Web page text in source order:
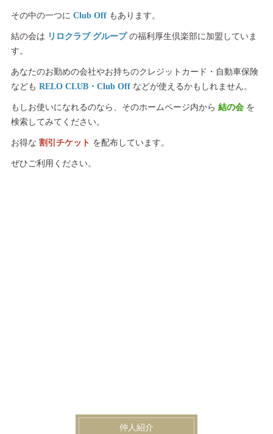
その中の一つに Club Offもあります。
結の会は リロクラブ グループ の福利厚生倶楽部に加盟していま
す。
あなたのお勤めの会社やお持ちのクレジットカード・自動車保険
なども RELO CLUB・Club Offなどが使えるかもしれません。
もしお使いになれるのなら、そのホームページ内から 結の会を
検索してみてください。
お得な 割引チケット を配布しています。
ぜひご利用ください。
仲人紹介